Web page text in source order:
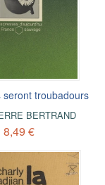
seront troubadours
BERTRAND
8,49 €